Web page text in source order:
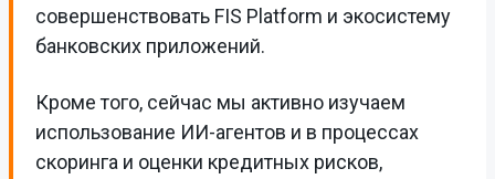
совершенствовать FIS Platform и экосистему
банковских приложений.
Кроме того, сейчас мы активно изучаем
использование ИИ-агентов и в процессах
скоринга и оценки кредитных рисков,